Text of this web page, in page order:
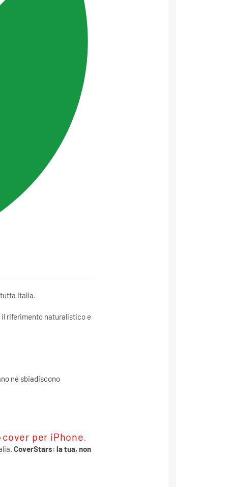
Italia.
riferimento naturalistico e
né sbiadiscono
cover per iPhone.
CoverStars: la tua, non